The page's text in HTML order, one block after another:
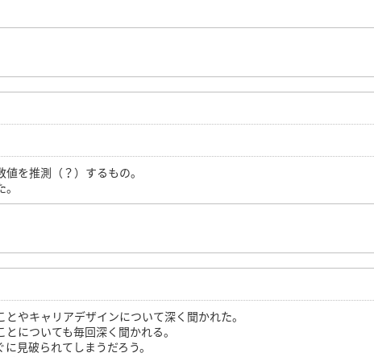
を推測（？）するもの。
やキャリアデザインについて深く聞かれた。
についても毎回深く聞かれる。
見破られてしまうだろう。